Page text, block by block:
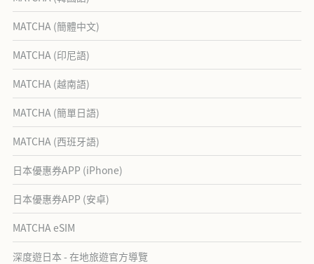
MATCHA (簡體中文)
MATCHA (印尼語)
MATCHA (越南語)
MATCHA (簡單日語)
MATCHA (西班牙語)
日本優惠券APP (iPhone)
日本優惠券APP (安卓)
MATCHA eSIM
深度遊日本 - 在地旅遊官方導覽